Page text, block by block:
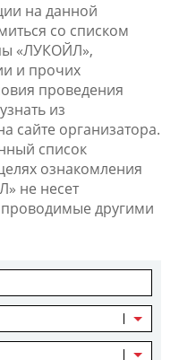
на данной
со списком
«ЛУКОЙЛ»,
и прочих
проведения
из
сайте организатора.
список
ознакомления
не несет
проводимые другими